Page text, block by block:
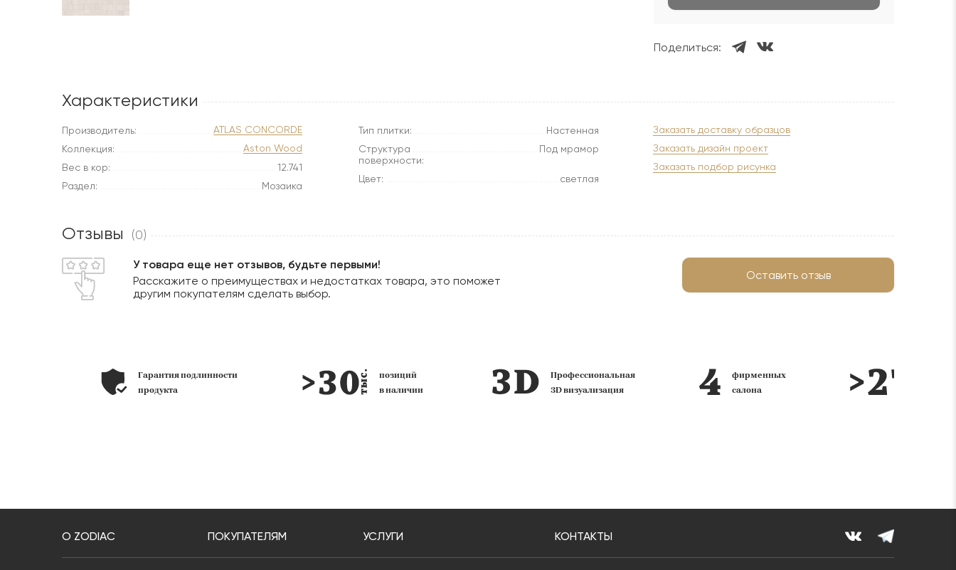
Поделиться:
Характеристики
Производитель:
ATLAS CONCORDE
Коллекция:
Aston Wood
Вес в кор:
12.741
Раздел:
Мозаика
Тип плитки:
Настенная
Структура
поверхности:
Под мрамор
Цвет: светлая
Заказать доставку образцов
Заказать дизайн проект
Заказать подбор рисунка
Отзывы (0)
У товара еще нет отзывов, будьте первыми!
Расскажите о преимуществах и недостатках товара, это поможет
другим покупателям сделать выбор.
Оставить отзыв
позиций
Профессиональная
3D визуализация
фирменных
салона
лет на
рынке
Реализация интерьера
Ключ в каждом салоне
О ZODIAC ПОКУПАТЕЛЯМ УСЛУГИ КОНТАКТЫ